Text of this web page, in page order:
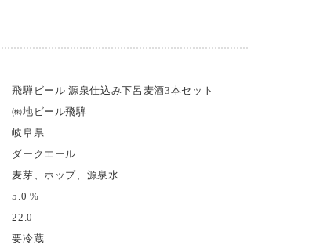
飛騨ビール 源泉仕込み下呂麦酒3本セット
㈱地ビール飛騨
岐阜県
ダークエール
麦芽、ホップ、源泉水
5.0 %
22.0
要冷蔵